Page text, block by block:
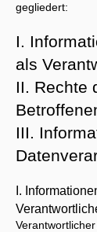
gegliedert:
I.
als
II. Rechte
III.
I.